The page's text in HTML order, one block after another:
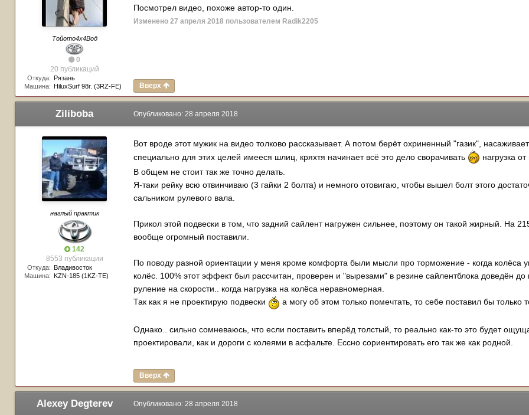
Тойото4х4Вод
0
20 публикаций
Откуда: Рязань
Машина: HiluxSurf 98г. (3RZ-FE)
Посмотрел видео, похоже автор-то один.
Изменено 27 апреля 2018 пользователем Radik2205
Вверх
Ziliboba
наглый практик
142
8553 публикации
Откуда: Владивосток
Машина: KZN-185 (1KZ-TE)
Опубликовано: 28 апреля 2018
Вот вроде этот мужик на видео толково рассказывает. А потом берёт охриненный "газик",
специально для этих целей имееся шлиц, кряхтя начинает всё это дело сворачивать
нагрузка
В общем не стоит так же точно делать.
Я-таки рейку всю отвинчиваю (3 гайки 2 болта) и немного отовигаю, чтобы вышел болт этого
сальником рулевого вала.
Прикол этой подвески в том, что задний сайлент нагружен сильнее, поэтому он такой жирный. На
вообще огромный поставили.
По поводу разной ориентации у меня кроме комфорта были мысли про торможение - когда колёса
колёс. 100% этот эффект был рассчитан, проверен и "вырезами" в резине сайлентблока доведён
руление на скорости.. когда нагрузка на колёса неравномерная.
Так как я не проектирую подвески
а могу об этом только помечтать, то себе поставил бы только
Однако.. сильно сомневаюсь, что если поставить вперёд толстый, то реально как-то это будет
проектировали, как и дороги с колеями в асфальте. Ессно сориентировать его так же как родной.
Вверх
Alexey Degterev Опубликовано: 28 апреля 2018